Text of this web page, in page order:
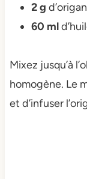
2 g
60 ml
Mixez jusqu’à
homogène. Le
et d’infuser